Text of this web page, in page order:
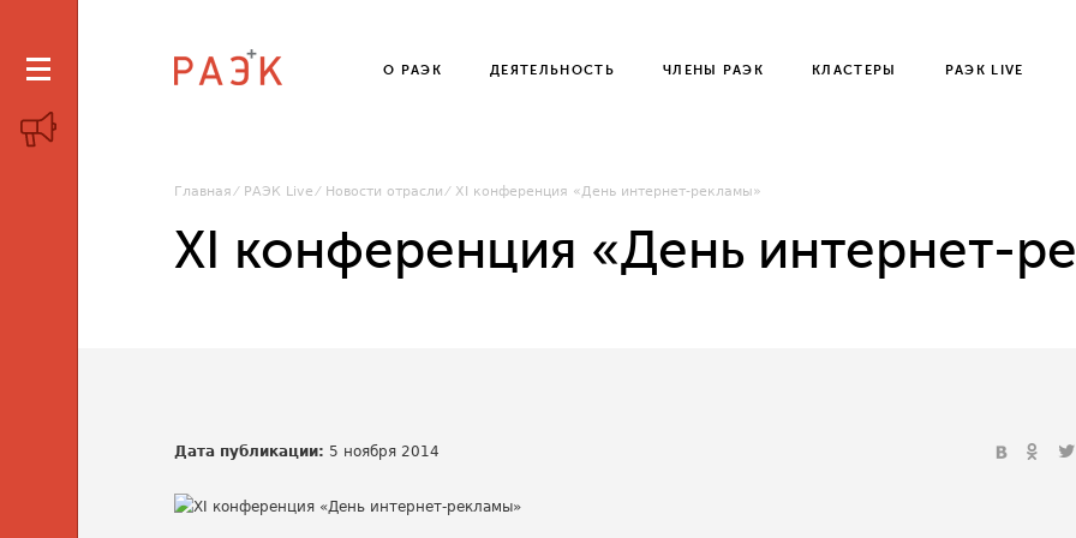
О РАЭК ДЕЯТЕЛЬНОСТЬ ЧЛЕНЫ РАЭК КЛАСТЕРЫ РАЭК LIVE
Главная РАЭК Live Новости отрасли XI конференция «День интернет-рекламы»
XI конференция «День интернет-
Дата публикации: 5 ноября 2014